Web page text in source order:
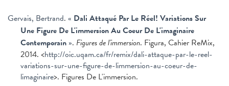
Gervais, Bertrand. « Dali Attaqué Par Le Réel! Variations Sur
Une Figure De L'immersion Au Coeur De L'imaginaire
Contemporain ». Figures de l'immersion. Figura, Cahier ReMix,
2014. <http://oic.uqam.ca/fr/remix/dali-attaque-par-le-reel-
variations-sur-une-figure-de-limmersion-au-coeur-de-
limaginaire>. Figures De L'immersion.